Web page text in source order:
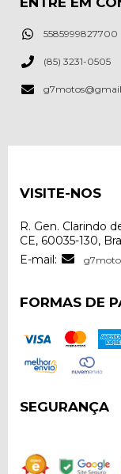
5585999827700
(85) 3231-0505
VISITE-NOS
R. Gen. Clarindo
CE, 60035-130,
E-mail:
FORMAS DE
SEGURANÇA